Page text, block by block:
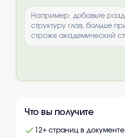
Что вы получите
12+ страниц в документе